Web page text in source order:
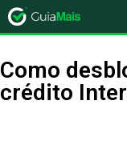
Como
crédito